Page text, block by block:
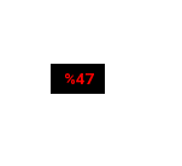
%47